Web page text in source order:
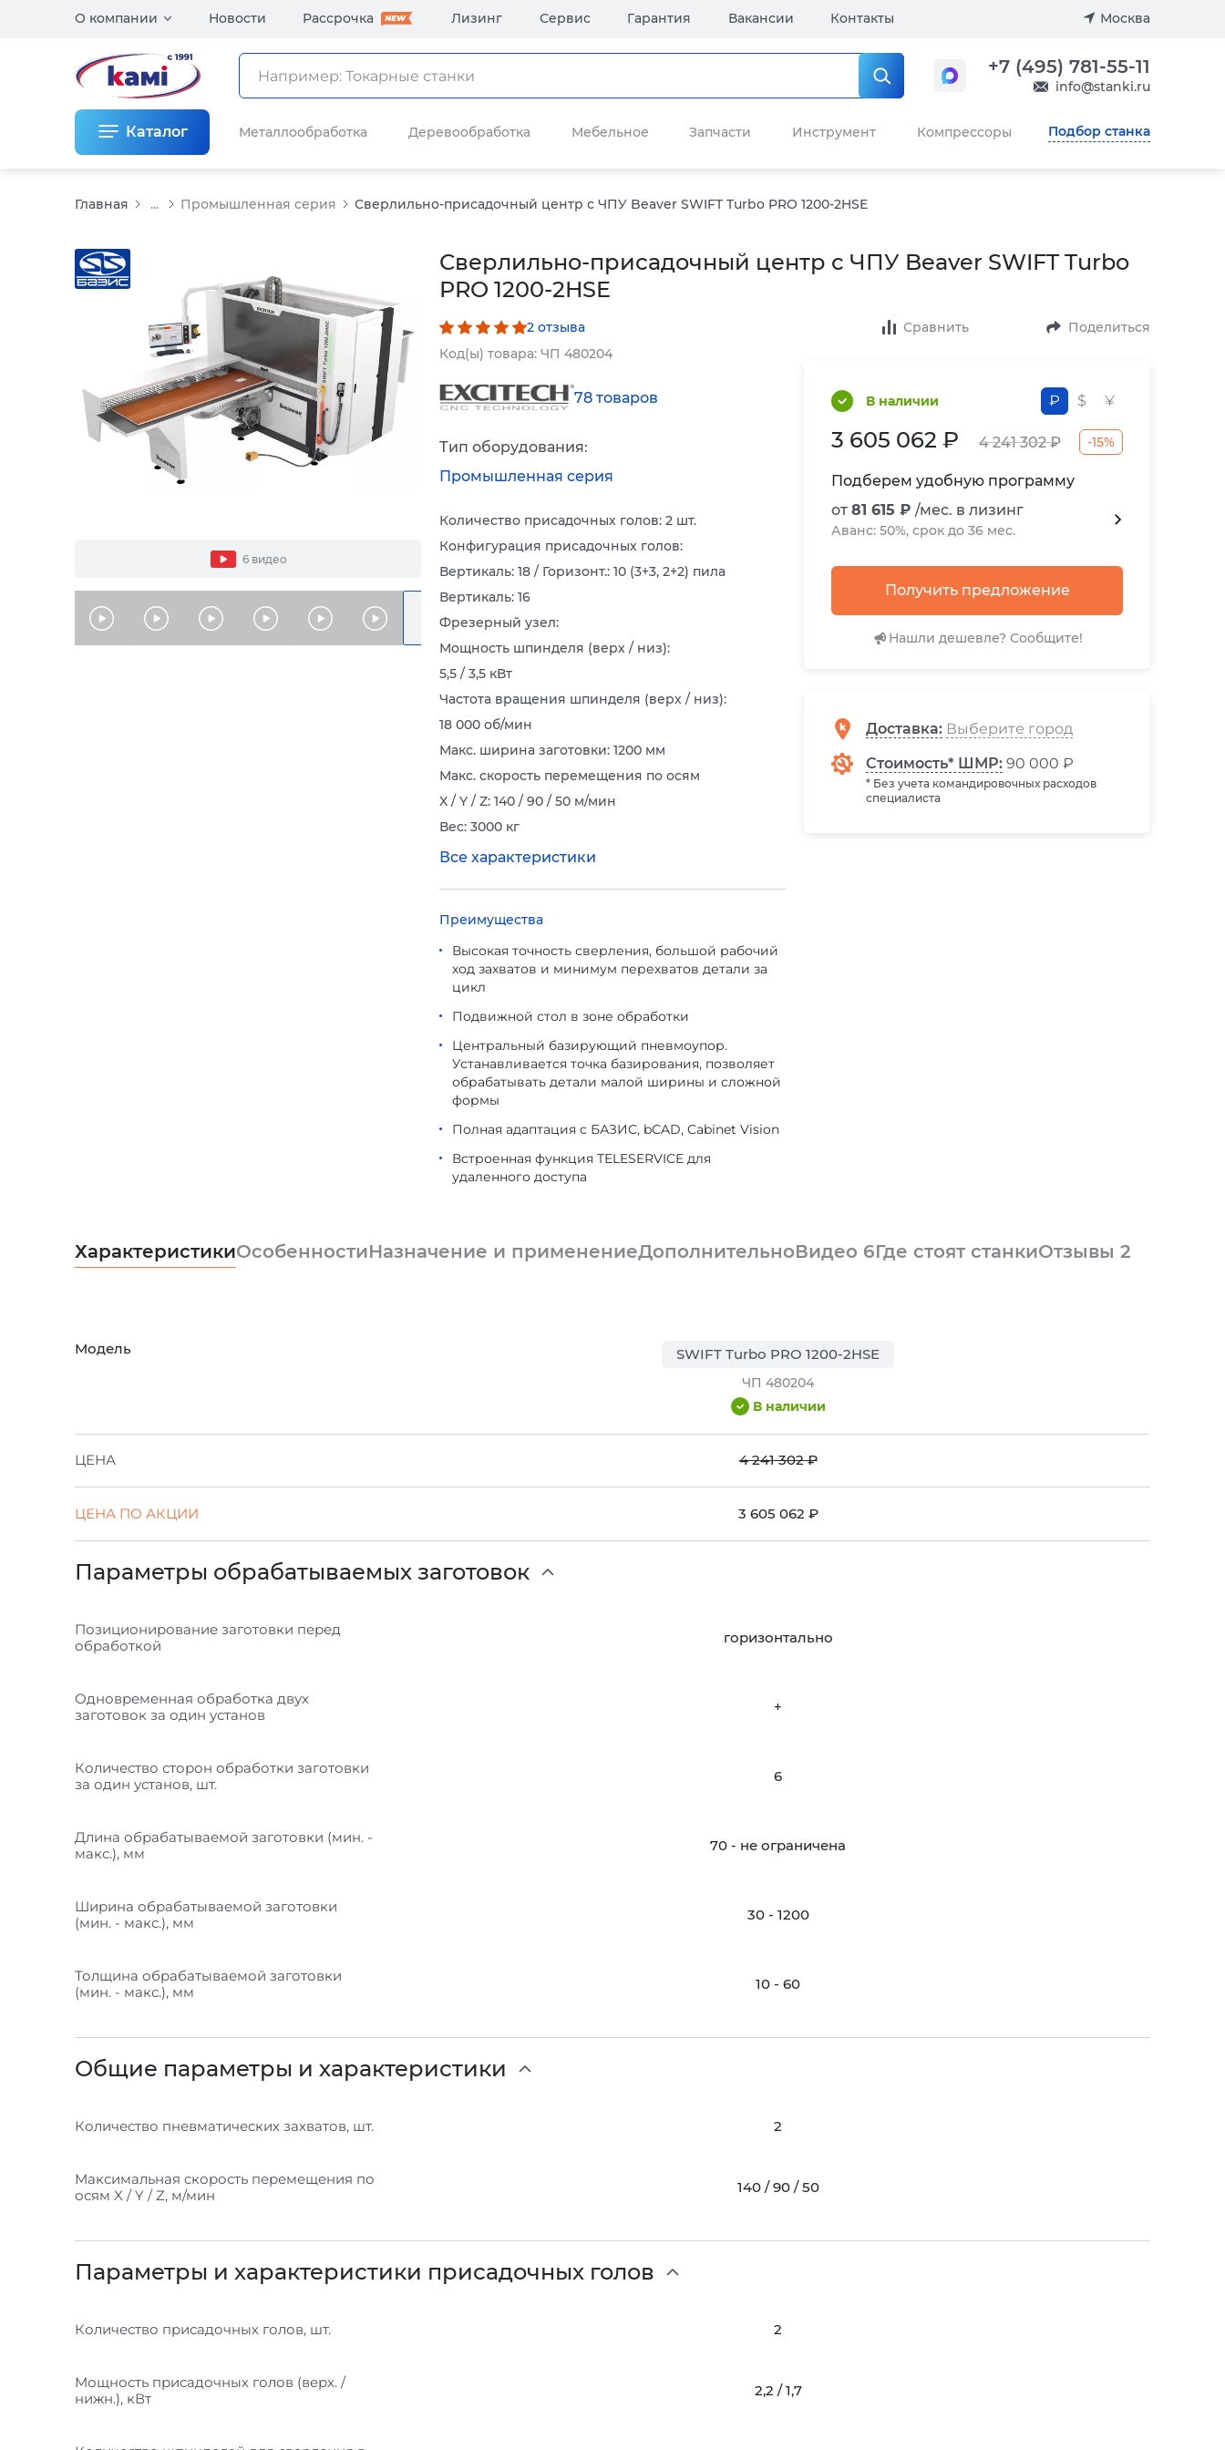
О компании Новости Рассрочка Лизинг Сервис Гарантия Вакансии Контакты Москва
+7 (495) 781-55-11
info@stanki.ru
Каталог Металлообработка Деревообработка Мебельное Запчасти Инструмент Компрессоры Подбор станка
Главная ... Промышленная серия Сверлильно-присадочный центр с ЧПУ Beaver SWIFT Turbo PRO 1200-2HSE
Сверлильно-присадочный центр с ЧПУ Beaver SWIFT Turbo
PRO 1200-2HSE
2 отзыва
Код(ы) товара: ЧП 480204
Сравнить Поделиться
6 видео
В наличии ₽ $ ¥
3 605 062 ₽ 4 241 302 ₽ -15%
Подберем удобную программу
от 81 615 ₽ /мес. в лизинг
Аванс: 50%, срок до 36 мес.
Получить предложение
Нашли дешевле? Сообщите!
Доставка:
Стоимость* ШМР: 90 000 ₽
* Без учета командировочных расходов
специалиста
78 товаров
Тип оборудования:
Промышленная серия
Количество присадочных голов: 2 шт.
Конфигурация присадочных голов:
Вертикаль: 18 / Горизонт.: 10 (3+3, 2+2) пила
Вертикаль: 16
Фрезерный узел:
Мощность шпинделя (верх / низ):
5,5 / 3,5 кВт
Частота вращения шпинделя (верх / низ):
18 000 об/мин
Макс. ширина заготовки: 1200 мм
Макс. скорость перемещения по осям
X / Y / Z: 140 / 90 / 50 м/мин
Вес: 3000 кг
Все характеристики
Преимущества
Высокая точность сверления, большой рабочий
ход захватов и минимум перехватов детали за
цикл
Подвижной стол в зоне обработки
Центральный базирующий пневмоупор.
Устанавливается точка базирования, позволяет
обрабатывать детали малой ширины и сложной
формы
Полная адаптация с БАЗИС, bCAD, Cabinet Vision
Встроенная функция TELESERVICE для
удаленного доступа
ХарактеристикиОсобенностиНазначение и применениеДополнительноВидео 6Где стоят станкиОтзывы 2
Модель SWIFT Turbo PRO 1200-2HSE
ЧП 480204
В наличии
ЦЕНА 4 241 302 ₽
ЦЕНА ПО АКЦИИ 3 605 062 ₽
Параметры обрабатываемых заготовок
Позиционирование заготовки перед
обработкой
горизонтально
Одновременная обработка двух
заготовок за один установ
+
Количество сторон обработки заготовки
за один установ, шт.
6
Длина обрабатываемой заготовки (мин. -
макс.), мм
70 - не ограничена
Ширина обрабатываемой заготовки
(мин. - макс.), мм
30 - 1200
Толщина обрабатываемой заготовки
(мин. - макс.), мм
10 - 60
Общие параметры и характеристики
Количество пневматических захватов, шт. 2
Максимальная скорость перемещения по
осям X / Y / Z, м/мин
140 / 90 / 50
Параметры и характеристики присадочных голов
Количество присадочных голов, шт. 2
Мощность присадочных голов (верх. /
нижн.), кВт
2,2 / 1,7